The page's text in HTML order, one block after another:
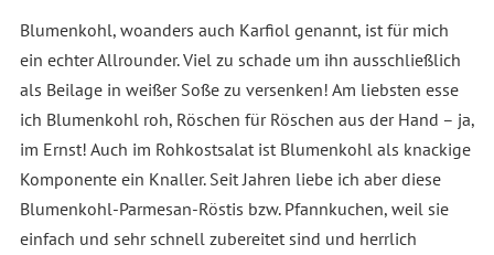
Blumenkohl, woanders auch Karfiol genannt, ist für mich
ein echter Allrounder. Viel zu schade um ihn ausschließlich
als Beilage in weißer Soße zu versenken! Am liebsten esse
ich Blumenkohl roh, Röschen für Röschen aus der Hand – ja,
im Ernst! Auch im Rohkostsalat ist Blumenkohl als knackige
Komponente ein Knaller. Seit Jahren liebe ich aber diese
Blumenkohl-Parmesan-Röstis bzw. Pfannkuchen, weil sie
einfach und sehr schnell zubereitet sind und herrlich